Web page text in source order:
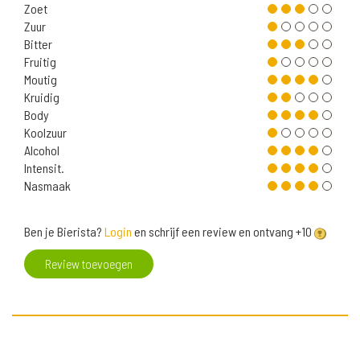
Zoet
Zuur
Bitter
Fruitig
Moutig
Kruidig
Body
Koolzuur
Alcohol
Intensit.
Nasmaak
Ben je Bierista? Login en schrijf een review en ontvang +10
Review toevoegen